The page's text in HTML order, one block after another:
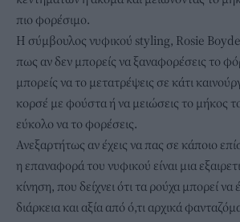
πιο φορέσιμο.
Η σύμβουλος νυφικού styling, Rosie
πως αν δεν μπορείς να ξαναφορέσεις το
μπορείς να το μετατρέψεις σε κάτι
κορσέ με φούστα ή να μειώσεις το μήκος
εύκολο να το φορέσεις.
Ανεξαρτήτως αν έχεις να πας σε κάποιο
η επαναφορά του νυφικού είναι μια
κίνηση, που δείχνει ότι τα ρούχα μπορεί
διάρκεια και αξία από ό,τι αρχικά